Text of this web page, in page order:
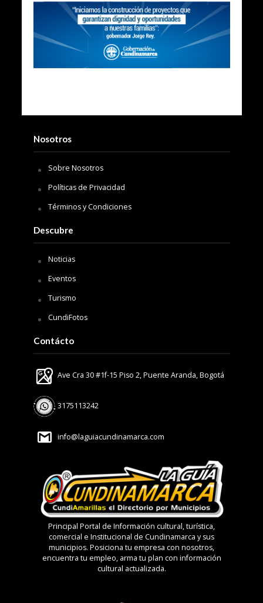
Nosotros
Sobre Nosotros
Políticas de Privacidad
Términos y Condiciones
Descubre
Noticias
Eventos
Turismo
CundiFotos
Contácto
Ave Cra 30 #1f-15 Piso 2, Puente Aranda, Bogotá
3175113242
info@laguiacundinamarca.com
Principal Portal de Información cultural, turística,
comercial e Institucional de Cundinamarca y sus
municipios. Posiciona tu empresa con nosotros,
encuentra tu empleo, arma tu plan con información
cultural actualizada.